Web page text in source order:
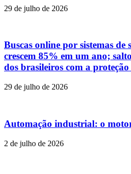
29 de julho de 2026
Buscas online por sistemas de
crescem 85% em um ano;
dos brasileiros com a
29 de julho de 2026
Automação industrial: o
2 de julho de 2026